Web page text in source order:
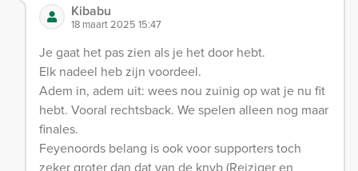
Kibabu
18 maart 2025 15:47
Je gaat het pas zien als je het door hebt.
Elk nadeel heb zijn voordeel.
Adem in, adem uit: wees nou zuinig op wat je nu fit
hebt. Vooral rechtsback. We spelen alleen nog maar
finales.
Feyenoords belang is ook voor supporters toch
zeker groter dan dat van de knvb (Reiziger en